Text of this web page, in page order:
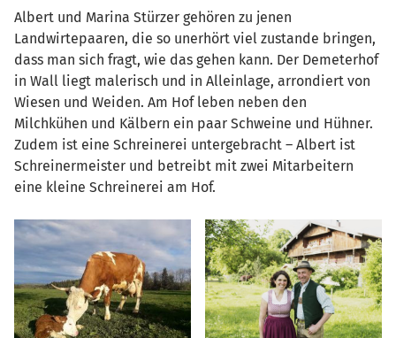
Albert und Marina Stürzer gehören zu jenen
Landwirtepaaren, die so unerhört viel zustande bringen,
dass man sich fragt, wie das gehen kann. Der Demeterhof
in Wall liegt malerisch und in Alleinlage, arrondiert von
Wiesen und Weiden. Am Hof leben neben den
Milchkühen und Kälbern ein paar Schweine und Hühner.
Zudem ist eine Schreinerei untergebracht – Albert ist
Schreinermeister und betreibt mit zwei Mitarbeitern
eine kleine Schreinerei am Hof.